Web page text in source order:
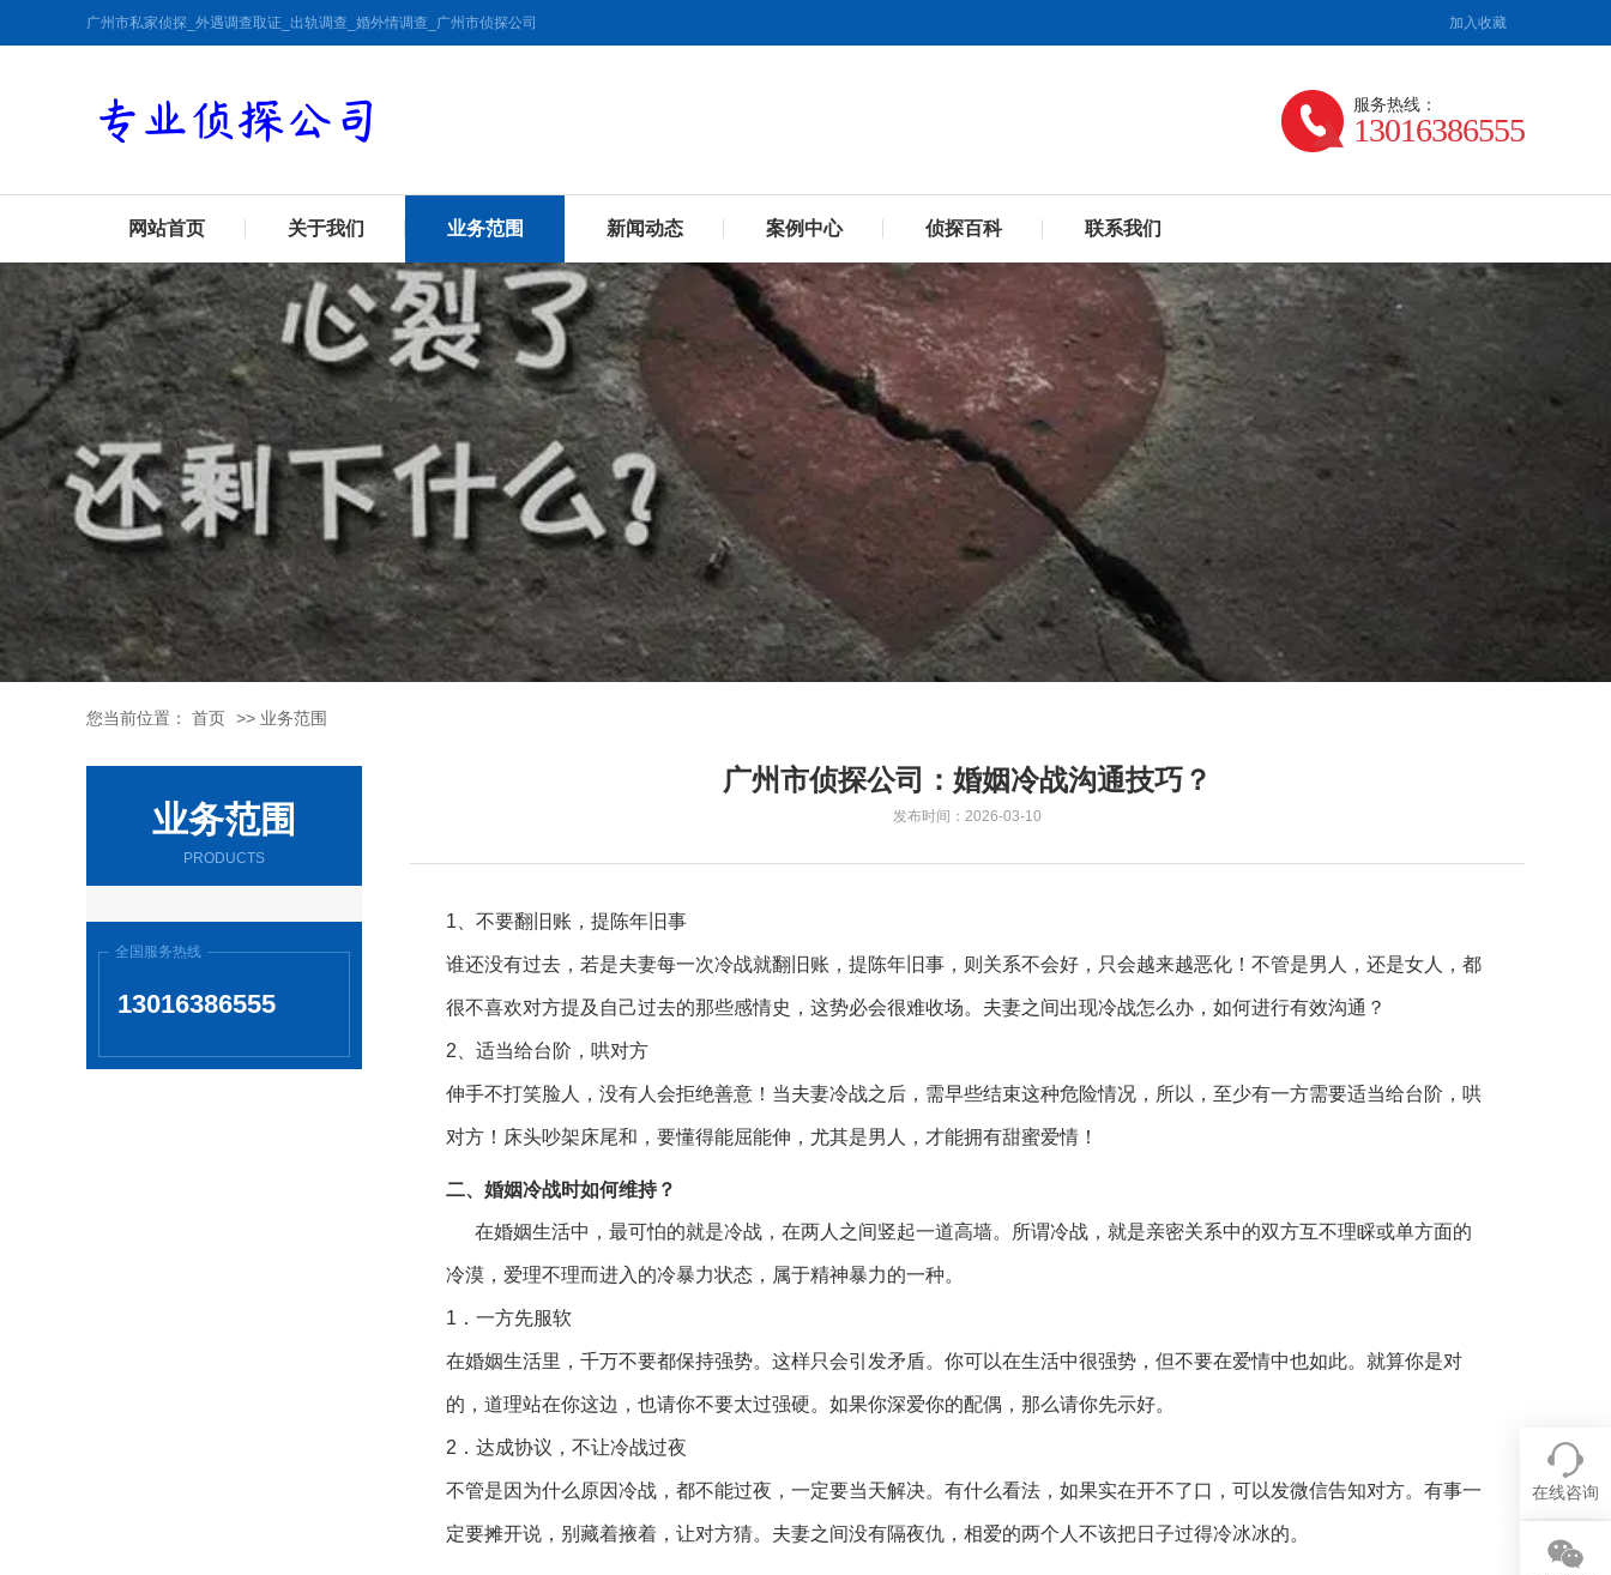
广州市私家侦探_外遇调查取证_出轨调查_婚外情调查_广州市侦探公司 加入收藏
服务热线：
13016386555
网站首页 关于我们 业务范围 新闻动态 案例中心 侦探百科 联系我们
您当前位置： 首页 >> 业务范围
业务范围
PRODUCTS
全国服务热线
13016386555
广州市侦探公司：婚姻冷战沟通技巧？
发布时间：2026-03-10
1、不要翻旧账，提陈年旧事
谁还没有过去，若是夫妻每一次冷战就翻旧账，提陈年旧事，则关系不会好，只会越来越恶化！不管是男人，还是女人，都
很不喜欢对方提及自己过去的那些感情史，这势必会很难收场。夫妻之间出现冷战怎么办，如何进行有效沟通？
2、适当给台阶，哄对方
伸手不打笑脸人，没有人会拒绝善意！当夫妻冷战之后，需早些结束这种危险情况，所以，至少有一方需要适当给台阶，哄
对方！床头吵架床尾和，要懂得能屈能伸，尤其是男人，才能拥有甜蜜爱情！
二、婚姻冷战时如何维持？
在婚姻生活中，最可怕的就是冷战，在两人之间竖起一道高墙。所谓冷战，就是亲密关系中的双方互不理睬或单方面的
冷漠，爱理不理而进入的冷暴力状态，属于精神暴力的一种。
1．一方先服软
在婚姻生活里，千万不要都保持强势。这样只会引发矛盾。你可以在生活中很强势，但不要在爱情中也如此。就算你是对
的，道理站在你这边，也请你不要太过强硬。如果你深爱你的配偶，那么请你先示好。
2．达成协议，不让冷战过夜
不管是因为什么原因冷战，都不能过夜，一定要当天解决。有什么看法，如果实在开不了口，可以发微信告知对方。有事一
定要摊开说，别藏着掖着，让对方猜。夫妻之间没有隔夜仇，相爱的两个人不该把日子过得冷冰冰的。
在线咨询